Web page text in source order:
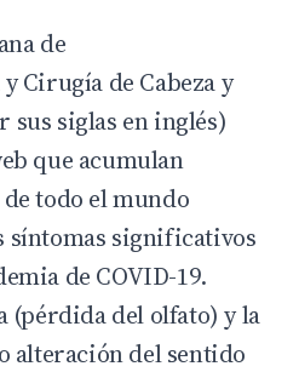
de
Cirugía de Cabeza y
sus siglas en inglés)
que acumulan
todo el mundo
síntomas significativos
de COVID-19.
(pérdida del olfato) y la
alteración del sentido